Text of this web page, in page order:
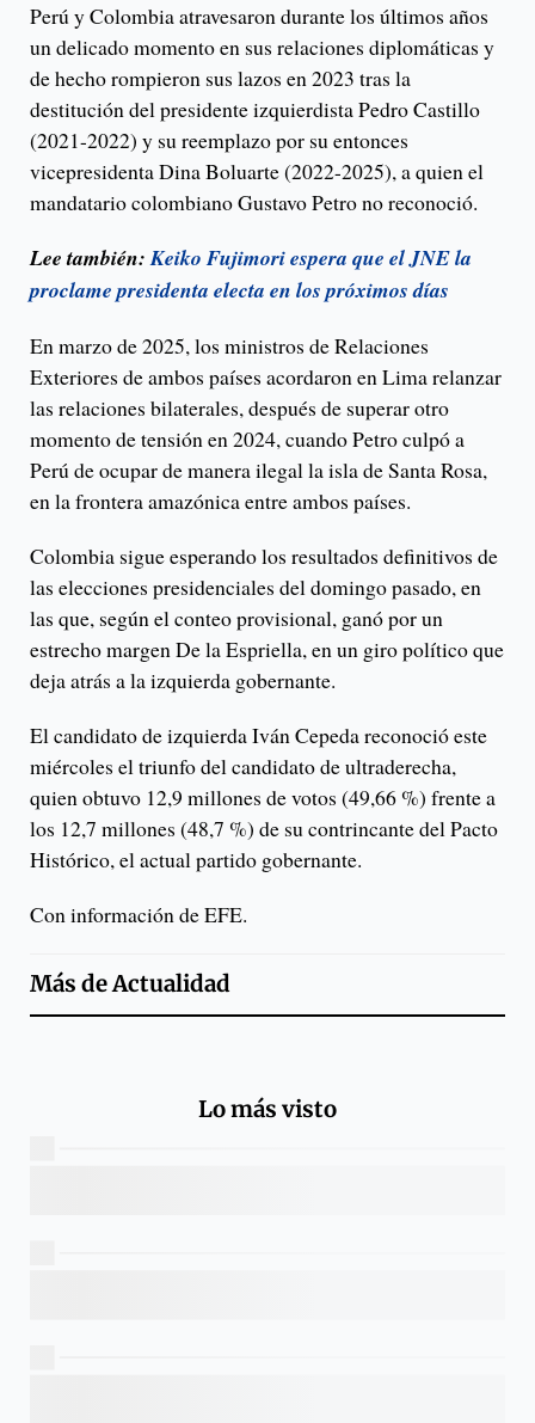
Perú y Colombia atravesaron durante los últimos años
un delicado momento en sus relaciones diplomáticas y
de hecho rompieron sus lazos en 2023 tras la
destitución del presidente izquierdista Pedro Castillo
(2021-2022) y su reemplazo por su entonces
vicepresidenta Dina Boluarte (2022-2025), a quien el
mandatario colombiano Gustavo Petro no reconoció.
Lee también:Keiko Fujimori espera que el JNE la
proclame presidenta electa en los próximos días
En marzo de 2025, los ministros de Relaciones
Exteriores de ambos países acordaron en Lima relanzar
las relaciones bilaterales, después de superar otro
momento de tensión en 2024, cuando Petro culpó a
Perú de ocupar de manera ilegal la isla de Santa Rosa,
en la frontera amazónica entre ambos países.
Colombia sigue esperando los resultados definitivos de
las elecciones presidenciales del domingo pasado, en
las que, según el conteo provisional, ganó por un
estrecho margen De la Espriella, en un giro político que
deja atrás a la izquierda gobernante.
El candidato de izquierda Iván Cepeda reconoció este
miércoles el triunfo del candidato de ultraderecha,
quien obtuvo 12,9 millones de votos (49,66 %) frente a
los 12,7 millones (48,7 %) de su contrincante del Pacto
Histórico, el actual partido gobernante.
Con información de EFE.
Más deActualidad
Lo más visto